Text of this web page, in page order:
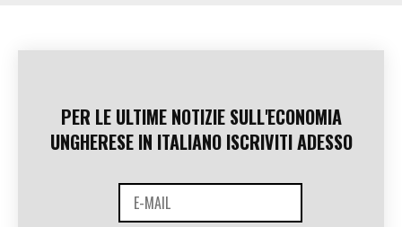
PER LE ULTIME NOTIZIE SULL'ECONOMIA
UNGHERESE IN ITALIANO ISCRIVITI ADESSO